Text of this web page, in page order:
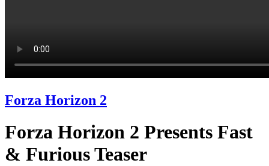
Forza Horizon 2
Forza Horizon 2 Presents Fast
& Furious Teaser